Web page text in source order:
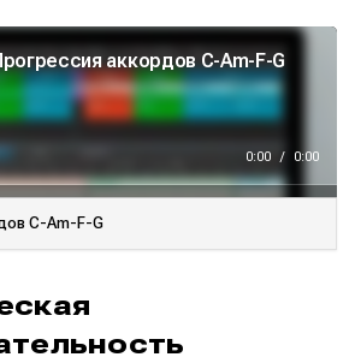
аккордов C-Am-F-G
0:00 / 0:00
C-Am-F-G